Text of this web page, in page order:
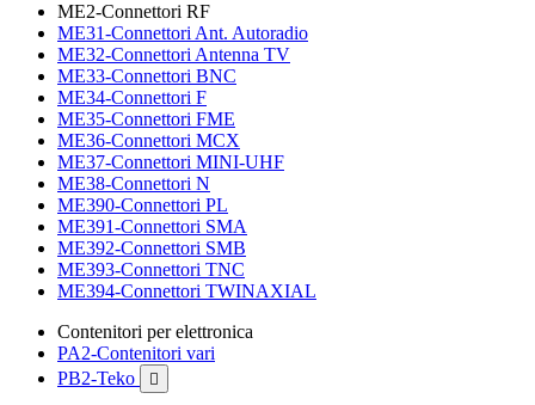
ME2-Connettori RF
ME31-Connettori Ant. Autoradio
ME32-Connettori Antenna TV
ME33-Connettori BNC
ME34-Connettori F
ME35-Connettori FME
ME36-Connettori MCX
ME37-Connettori MINI-UHF
ME38-Connettori N
ME390-Connettori PL
ME391-Connettori SMA
ME392-Connettori SMB
ME393-Connettori TNC
ME394-Connettori TWINAXIAL
Contenitori per elettronica
PA2-Contenitori vari
PB2-Teko
